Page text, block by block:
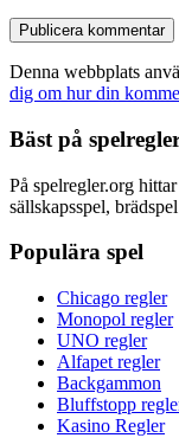
Denna webbplats
dig om hur din
Bäst på
På spelregler.org
sällskapsspel,
Populära spel
Chicago regler
Monopol regler
UNO regler
Alfapet regler
Backgammon
Bluffstopp
Kasino Regler